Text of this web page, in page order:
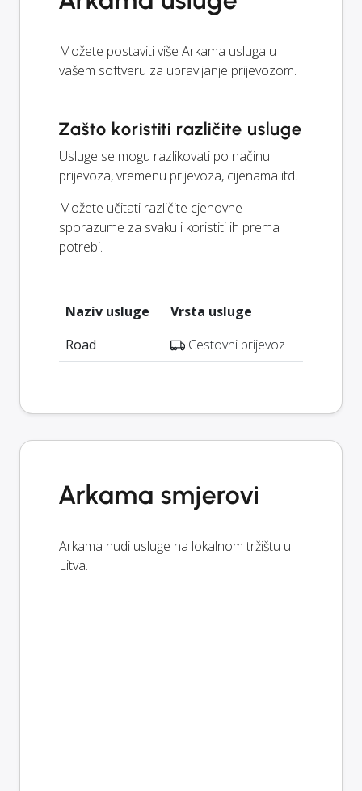
Možete postaviti više Arkama usluga u
vašem softveru za upravljanje prijevozom.
Zašto koristiti različite usluge
Usluge se mogu razlikovati po načinu
prijevoza, vremenu prijevoza, cijenama itd.
Možete učitati različite cjenovne
sporazume za svaku i koristiti ih prema
potrebi.
Naziv usluge
Vrsta usluge
Road
Cestovni prijevoz
Arkama smjerovi
Arkama nudi usluge na lokalnom tržištu u
Litva.